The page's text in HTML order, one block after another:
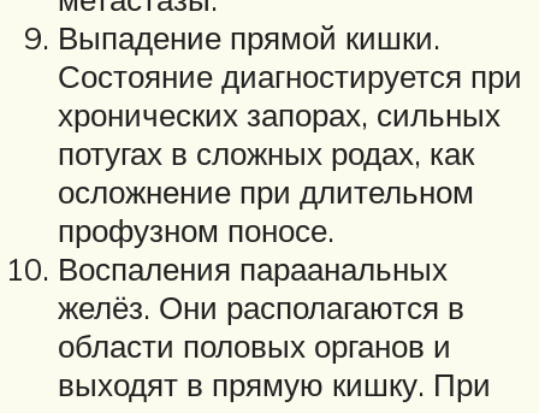
Выпадение прямой кишки.
Состояние диагностируется при
хронических запорах, сильных
потугах в сложных родах, как
осложнение при длительном
профузном поносе.
Воспаления параанальных
желёз. Они располагаются в
области половых органов и
выходят в прямую кишку. При